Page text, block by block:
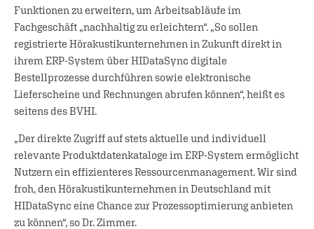
Funktionen zu erweitern, um Arbeitsabläufe im
Fachgeschäft „nachhaltig zu erleichtern“. „So sollen
registrierte Hörakustikunternehmen in Zukunft direkt in
ihrem ERP-System über HIDataSync digitale
Bestellprozesse durchführen sowie elektronische
Lieferscheine und Rechnungen abrufen können“, heißt es
seitens des BVHI.
„Der direkte Zugriff auf stets aktuelle und individuell
relevante Produktdatenkataloge im ERP-System ermöglicht
Nutzern ein effizienteres Ressourcenmanagement. Wir sind
froh, den Hörakustikunternehmen in Deutschland mit
HIDataSync eine Chance zur Prozessoptimierung anbieten
zu können“, so Dr. Zimmer.